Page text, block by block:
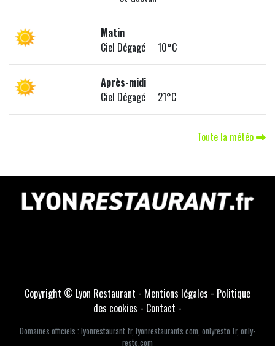
Matin
Ciel Dégagé 10°C
Après-midi
Ciel Dégagé 21°C
Toute la météo
Copyright © Lyon Restaurant - Mentions légales - Politique
des cookies - Contact -
Domaines officiels : lyonrestaurant.fr, lyonrestaurants.com, onlyresto.fr, only-
resto.com